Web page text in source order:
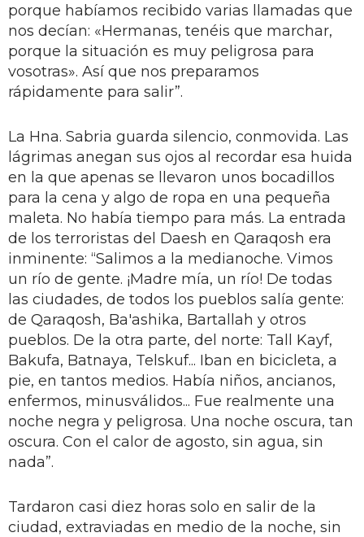
porque habíamos recibido varias llamadas que
nos decían: «Hermanas, tenéis que marchar,
porque la situación es muy peligrosa para
vosotras». Así que nos preparamos
rápidamente para salir”.
La Hna. Sabria guarda silencio, conmovida. Las
lágrimas anegan sus ojos al recordar esa huida
en la que apenas se llevaron unos bocadillos
para la cena y algo de ropa en una pequeña
maleta. No había tiempo para más. La entrada
de los terroristas del Daesh en Qaraqosh era
inminente: “Salimos a la medianoche. Vimos
un río de gente. ¡Madre mía, un río! De todas
las ciudades, de todos los pueblos salía gente:
de Qaraqosh, Ba'ashika, Bartallah y otros
pueblos. De la otra parte, del norte: Tall Kayf,
Bakufa, Batnaya, Telskuf... Iban en bicicleta, a
pie, en tantos medios. Había niños, ancianos,
enfermos, minusválidos... Fue realmente una
noche negra y peligrosa. Una noche oscura, tan
oscura. Con el calor de agosto, sin agua, sin
nada”.
Tardaron casi diez horas solo en salir de la
ciudad, extraviadas en medio de la noche, sin